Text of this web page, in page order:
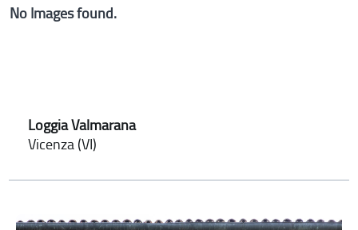
No Images found.
Loggia Valmarana
Vicenza (VI)